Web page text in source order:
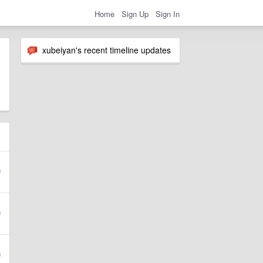
Home Sign Up Sign In
xubeiyan's recent timeline updates